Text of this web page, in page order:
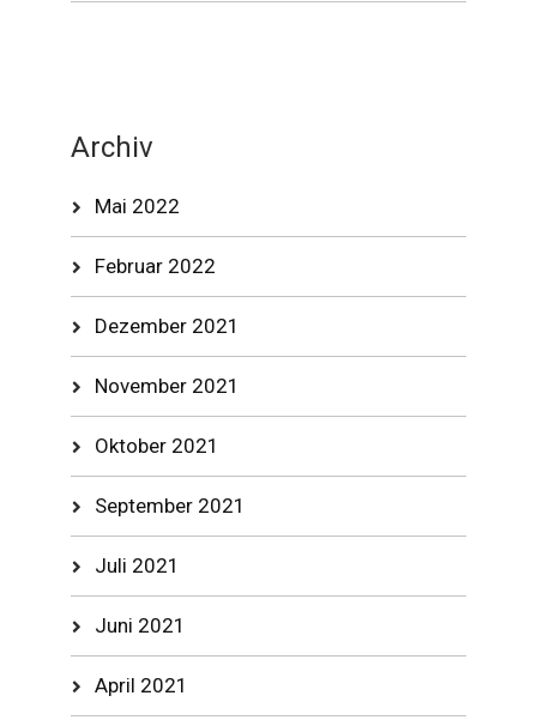
Archiv
Mai 2022
Februar 2022
Dezember 2021
November 2021
Oktober 2021
September 2021
Juli 2021
Juni 2021
April 2021